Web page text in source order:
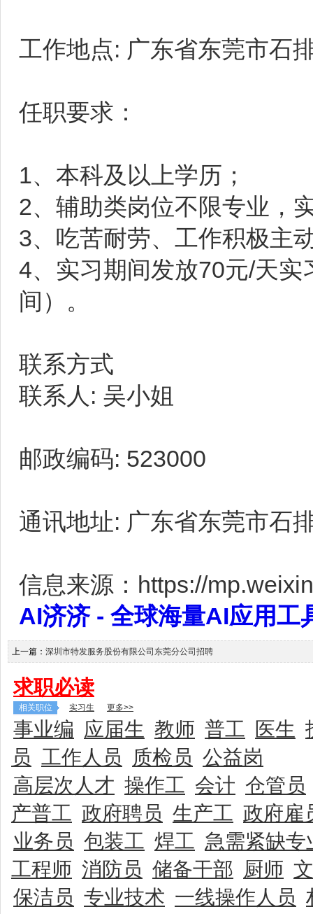
工作地点: 广东省东莞市石
任职要求：
1、本科及以上学历；
2、辅助类岗位不限专业，
3、吃苦耐劳、工作积极主
4、实习期间发放70元/天
间）。
联系方式
联系人: 吴小姐
邮政编码: 523000
通讯地址: 广东省东莞市石
信息来源：https://
AI济济 - 全球海量AI应用
上一篇： 深圳市特发服务股份有限公司东莞分公司招聘
求职必读
相关职位 实习生 更多>>
事业编 应届生 教师 普工 医生
员 工作人员 质检员 公益岗
高层次人才 操作工 会计 仓管员
产普工 政府聘员 生产工 政府雇
业务员 包装工 焊工 急需紧缺专
工程师 消防员 储备干部 厨师
保洁员 专业技术 一线操作人员